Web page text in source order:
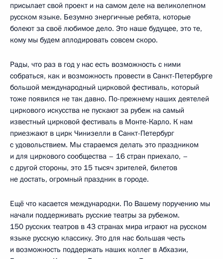
присылает свой проект и на самом деле на великолепном
русском языке. Безумно энергичные ребята, которые
болеют за своё любимое дело. Это наше будущее, это те,
кому мы будем аплодировать совсем скоро.
Рады, что раз в год у нас есть возможность с ними
собраться, как и возможность провести в Санкт-Петербурге
большой международный цирковой фестиваль, который
тоже появился не так давно. По-прежнему наших деятелей
циркового искусства не пускают за рубеж на самый
известный цирковой фестиваль в Монте-Карло. К нам
приезжают в цирк Чинизелли в Санкт-Петербург
с удовольствием. Мы стараемся делать это праздником
и для циркового сообщества – 16 стран приехало, –
с другой стороны, это 15 тысяч зрителей, билетов
не достать, огромный праздник в городе.
Ещё что касается международки. По Вашему поручению мы
начали поддерживать русские театры за рубежом.
150 русских театров в 43 странах мира играют на русском
языке русскую классику. Это для нас большая честь
и возможность поддержать наших коллег в Абхазии,